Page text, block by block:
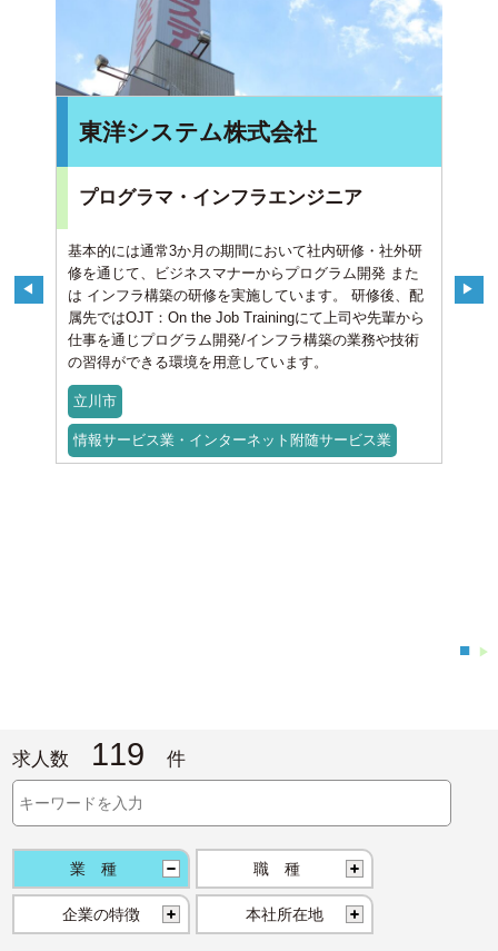
東洋システム株式会社
プログラマ・インフラエンジニア
基本的には通常3か月の期間において社内研修・社外研
修を通じて、ビジネスマナーからプログラム開発 また
は インフラ構築の研修を実施しています。 研修後、配
属先ではOJT：On the Job Trainingにて上司や先輩から
仕事を通じプログラム開発/インフラ構築の業務や技術
の習得ができる環境を用意しています。
立川市
情報サービス業・インターネット附随サービス業
■ ▶
求人数 119 件
業種 職種
企業の特徴 本社所在地